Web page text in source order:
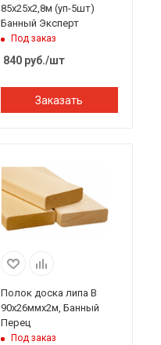
85х25х2,8м (уп-5шт)
Банный Эксперт
Под заказ
840руб./шт
Заказать
Полок доска липа В
90х26ммх2м, Банный
Перец
Под заказ